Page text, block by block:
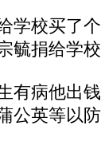
校买了个
毓捐给学校
病他出钱
公英等以